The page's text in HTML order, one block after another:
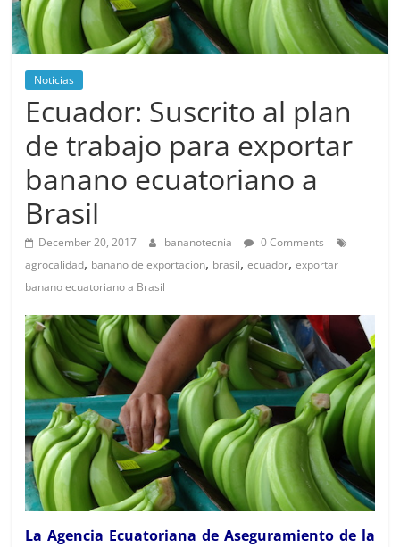
Noticias
Ecuador: Suscrito al plan
de trabajo para exportar
banano ecuatoriano a
Brasil
December 20, 2017 bananotecnia
0 Comments
agrocalidad, banano de exportacion, brasil,ecuador,exportar
banano ecuatoriano a Brasil
La Agencia Ecuatoriana de Aseguramiento de la